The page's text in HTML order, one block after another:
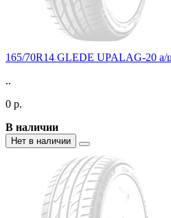
165/70R14 GLEDE UPALAG-20 а/
..
0 р.
В наличии
Нет в наличии